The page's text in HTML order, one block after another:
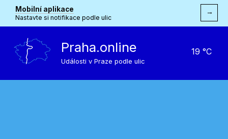
Mobilní aplikace
Nastavte si notifikace podle ulic
→
Praha.online
Události v Praze podle ulic
19 °C